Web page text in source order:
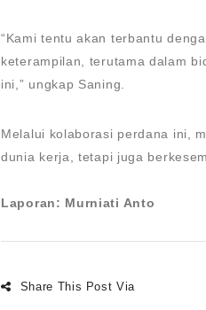
“Kami tentu akan terbantu
keterampilan, terutama dalam
ini,” ungkap Saning.
Melalui kolaborasi perdana ini,
dunia kerja, tetapi juga
Laporan: Murniati Anto
Share This Post Via